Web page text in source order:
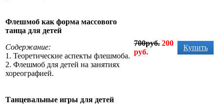
Флешмоб как форма массового
танца для детей
Содержание:
1. Теоретические аспекты флешмоба.
2. Флешмоб для детей на занятиях
хореографией.
700руб. 200
руб.
Купить
Танцевальные игры для детей